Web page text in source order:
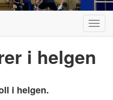
i helgen
i helgen.